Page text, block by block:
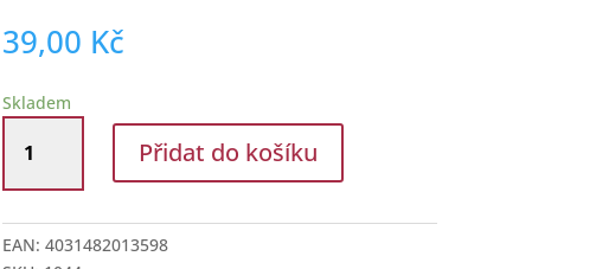
39,00 Kč
Skladem
pohlednice
množství
Přidat do košíku
EAN:4031482013598